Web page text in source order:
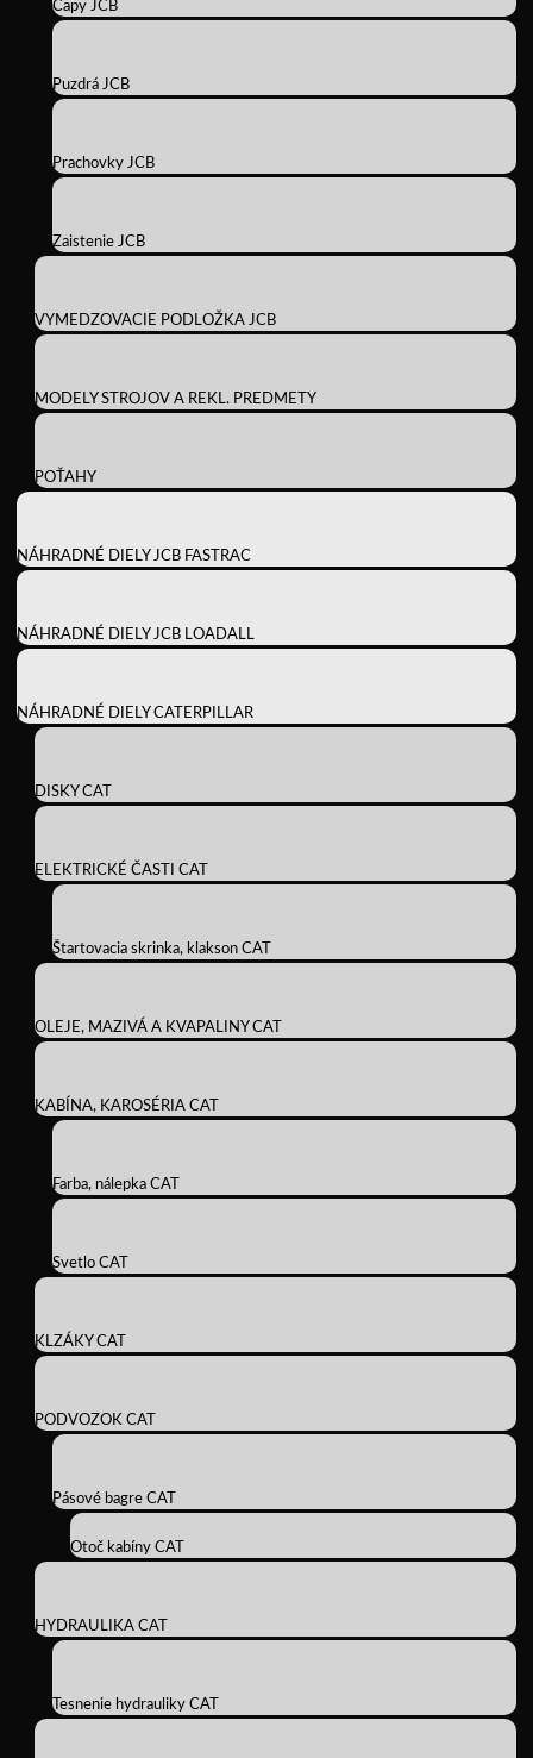
Čapy JCB
Puzdrá JCB
Prachovky JCB
Zaistenie JCB
VYMEDZOVACIE PODLOŽKA JCB
MODELY STROJOV A REKL. PREDMETY
POŤAHY
NÁHRADNÉ DIELY JCB FASTRAC
NÁHRADNÉ DIELY JCB LOADALL
NÁHRADNÉ DIELY CATERPILLAR
DISKY CAT
ELEKTRICKÉ ČASTI CAT
Štartovacia skrinka, klakson CAT
OLEJE, MAZIVÁ A KVAPALINY CAT
KABÍNA, KAROSÉRIA CAT
Farba, nálepka CAT
Svetlo CAT
KLZÁKY CAT
PODVOZOK CAT
Pásové bagre CAT
Otoč kabíny CAT
HYDRAULIKA CAT
Tesnenie hydrauliky CAT